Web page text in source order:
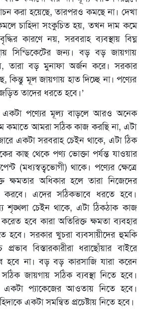
করা হয়েছে, তারপরও কমছে না। দেখা
চাহিদা সংকুচিত হয়, তখন দাম কমে
কারণে নয়, সরবরাহ ব্যবস্থায় বিঘ্ন
সিন্ডিকেটের জন্য। বড় বড় জায়গায়
তারা বড় মুনাফা অর্জন করে। সরকার
কিন্তু মূল জায়গায় হাত দিচ্ছে না। পণ্যের
তাদের ধরতে হবে।’
পণ্যের মূল্য বাড়লে আরও অনেক
কমাতে আমরা সঠিক কাজ করছি না, এটা
একটা সরবরাহ চেইন থাকে, এটা ঠিক
কাছ থেকে পণ্য ভোক্তা পর্যন্ত যাওয়ার
(মধ্যস্বত্বভোগী) থাকে। পণ্যের ক্ষেত্রে
ক্ষমতার অধিকার হলে তারা নিজেদের
করবে। এদের সঠিকভাবে ধরতে হবে।
শৃঙ্খলা চেইন থাকে, এটা ঠিকঠাক কাজ
হবে কারা অতিরিক্ত ক্ষমতা ব্যবহার
হবে। সরকার খুচরা ব্যবসায়ীদের হুমকি
বিস্তারকারীরা ধরাছোঁয়ার বাইরে
হবে না। বড় বড় কারসাজি যারা করেন
জায়গায় সঠিক ব্যবস্থা নিতে হবে।
একটা প্যাকেজের আওতায় নিতে হবে।
একটা সমন্বিত প্রচেষ্টায় নিতে হবে।